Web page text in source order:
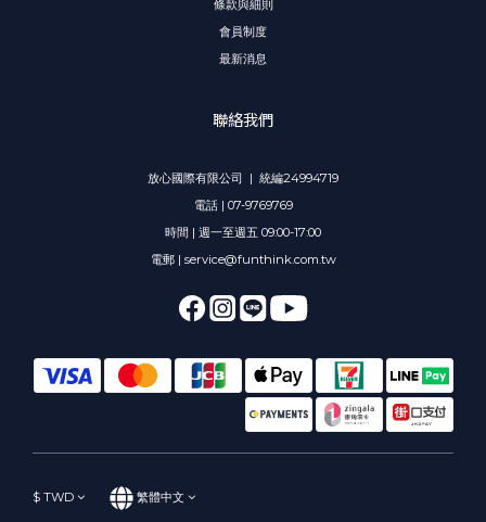
條款與細則
會員制度
最新消息
聯絡我們
放心國際有限公司 | 統編24994719
電話 | 07-9769769
時間 | 週一至週五 09:00-17:00
電郵 | service@funthink.com.tw
$ TWD 繁體中文